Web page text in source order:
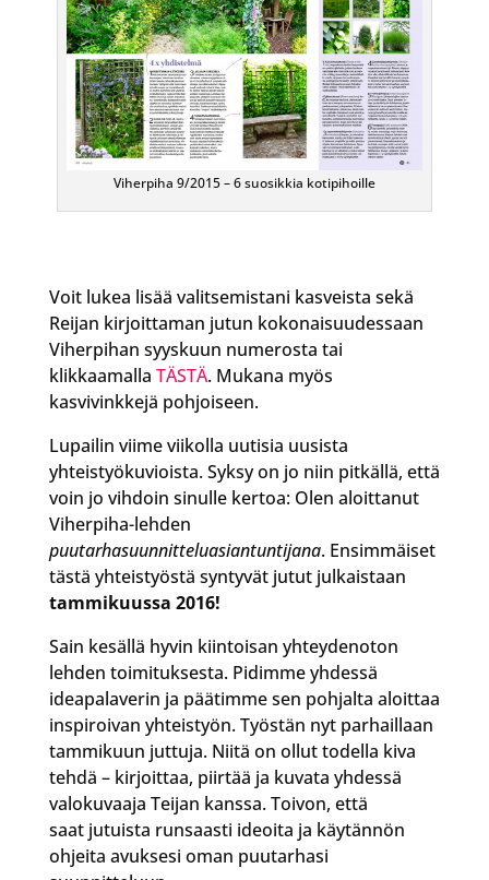
Viherpiha 9/2015 – 6 suosikkia kotipihoille
Voit lukea lisää valitsemistani kasveista sekä
Reijan kirjoittaman jutun kokonaisuudessaan
Viherpihan syyskuun numerosta tai
klikkaamalla TÄSTÄ. Mukana myös
kasvivinkkejä pohjoiseen.
Lupailin viime viikolla uutisia uusista
yhteistyökuvioista. Syksy on jo niin pitkällä, että
voin jo vihdoin sinulle kertoa: Olen aloittanut
Viherpiha-lehden
puutarhasuunnitteluasiantuntijana. Ensimmäiset
tästä yhteistyöstä syntyvät jutut julkaistaan
tammikuussa 2016!
Sain kesällä hyvin kiintoisan yhteydenoton
lehden toimituksesta. Pidimme yhdessä
ideapalaverin ja päätimme sen pohjalta aloittaa
inspiroivan yhteistyön. Työstän nyt parhaillaan
tammikuun juttuja. Niitä on ollut todella kiva
tehdä – kirjoittaa, piirtää ja kuvata yhdessä
valokuvaaja Teijan kanssa. Toivon, että
saat jutuista runsaasti ideoita ja käytännön
ohjeita avuksesi oman puutarhasi